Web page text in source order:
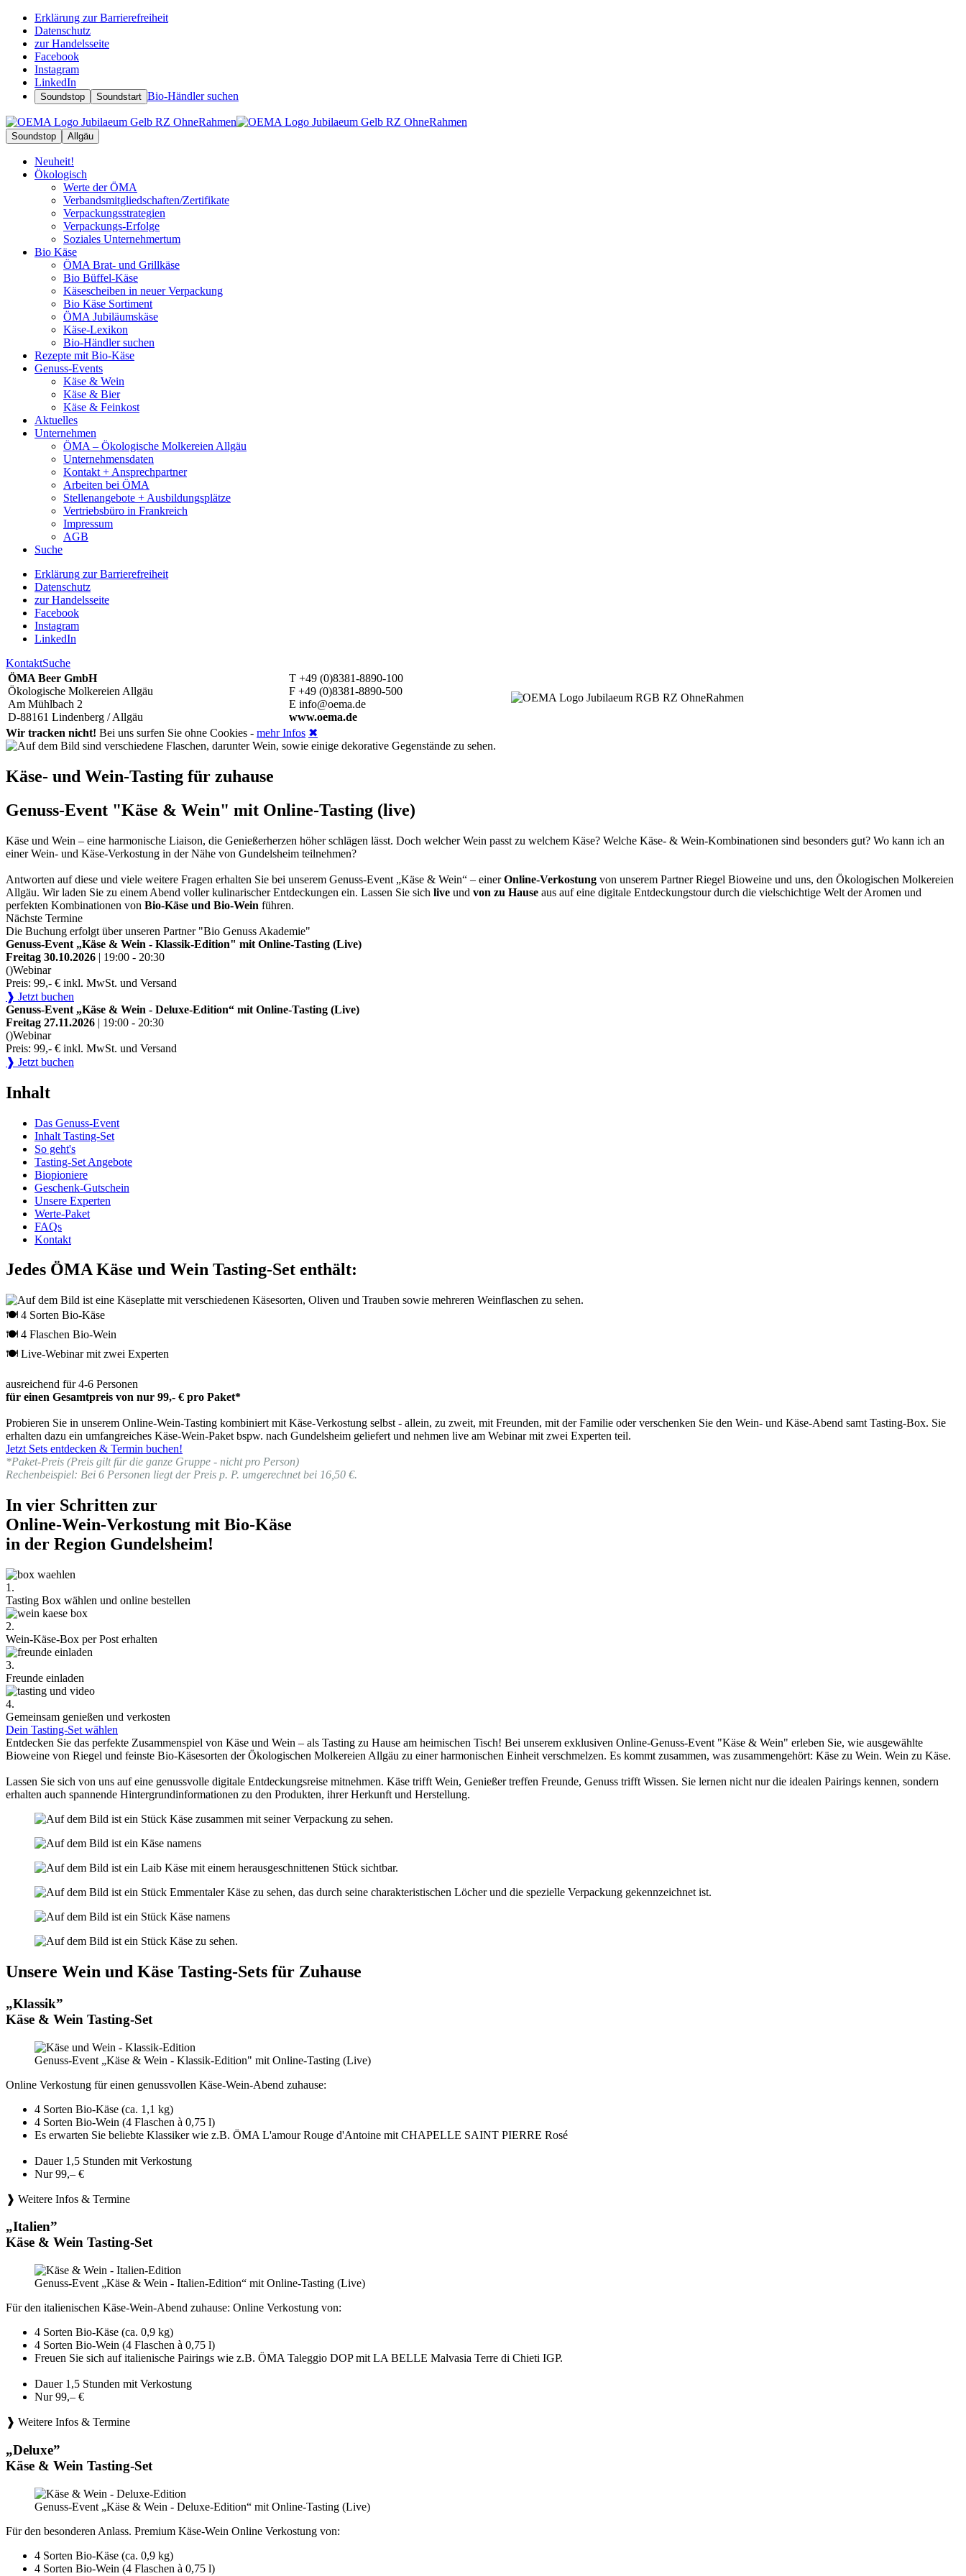
Erklärung zur Barrierefreiheit
Datenschutz
zur Handelsseite
Facebook
Instagram
LinkedIn
Soundstop Soundstart Bio-Händler suchen
Soundstop Allgäu
Neuheit!
Ökologisch
Werte der ÖMA
Verbandsmitgliedschaften/Zertifikate
Verpackungsstrategien
Verpackungs-Erfolge
Soziales Unternehmertum
Bio Käse
ÖMA Brat- und Grillkäse
Bio Büffel-Käse
Käsescheiben in neuer Verpackung
Bio Käse Sortiment
ÖMA Jubiläumskäse
Käse-Lexikon
Bio-Händler suchen
Rezepte mit Bio-Käse
Genuss-Events
Käse & Wein
Käse & Bier
Käse & Feinkost
Aktuelles
Unternehmen
ÖMA – Ökologische Molkereien Allgäu
Unternehmensdaten
Kontakt + Ansprechpartner
Arbeiten bei ÖMA
Stellenangebote + Ausbildungsplätze
Vertriebsbüro in Frankreich
Impressum
AGB
Suche
Erklärung zur Barrierefreiheit
Datenschutz
zur Handelsseite
Facebook
Instagram
LinkedIn
KontaktSuche
ÖMA Beer GmbH
Ökologische Molkereien Allgäu
Am Mühlbach 2
D-88161 Lindenberg / Allgäu
T +49 (0)8381-8890-100
F +49 (0)8381-8890-500
E info@oema.de
www.oema.de
Wir tracken nicht! Bei uns surfen Sie ohne Cookies - mehr Infos ✖
Käse- und Wein-Tasting für zuhause
Genuss-Event "Käse & Wein" mit Online-Tasting (live)
Käse und Wein – eine harmonische Liaison, die Genießerherzen höher schlägen lässt. Doch welcher Wein passt zu welchem Käse? Welche Käse- & Wein-Kombinationen sind besonders gut? Wo kann ich an
einer Wein- und Käse-Verkostung in der Nähe von Gundelsheim teilnehmen?
Antworten auf diese und viele weitere Fragen erhalten Sie bei unserem Genuss-Event „Käse & Wein“ – einerOnline-Verkostung von unserem Partner Riegel Bioweine und uns, den Ökologischen Molkereien
Allgäu. Wir laden Sie zu einem Abend voller kulinarischer Entdeckungen ein. Lassen Sie sich live und von zu Hause aus auf eine digitale Entdeckungstour durch die vielschichtige Welt der Aromen und
perfekten Kombinationen von Bio-Käse und Bio-Wein führen.
Nächste Termine
Die Buchung erfolgt über unseren Partner "Bio Genuss Akademie"
Genuss-Event „Käse & Wein - Klassik-Edition" mit Online-Tasting (Live)
Freitag 30.10.2026 | 19:00 - 20:30
()Webinar
Preis: 99,- € inkl. MwSt. und Versand
❱ Jetzt buchen
Genuss-Event „Käse & Wein - Deluxe-Edition“ mit Online-Tasting (Live)
Freitag 27.11.2026 | 19:00 - 20:30
()Webinar
Preis: 99,- € inkl. MwSt. und Versand
❱ Jetzt buchen
Inhalt
Das Genuss-Event
Inhalt Tasting-Set
So geht's
Tasting-Set Angebote
Biopioniere
Geschenk-Gutschein
Unsere Experten
Werte-Paket
FAQs
Kontakt
Jedes ÖMA Käse und Wein Tasting-Set enthält:
🍽 4 Sorten Bio-Käse
🍽 4 Flaschen Bio-Wein
🍽 Live-Webinar mit zwei Experten
ausreichend für 4-6 Personen
für einen Gesamtpreis von nur 99,- € pro Paket*
Probieren Sie in unserem Online-Wein-Tasting kombiniert mit Käse-Verkostung selbst - allein, zu zweit, mit Freunden, mit der Familie oder verschenken Sie den Wein- und Käse-Abend samt Tasting-Box. Sie
erhalten dazu ein umfangreiches Käse-Wein-Paket bspw. nach Gundelsheim geliefert und nehmen live am Webinar mit zwei Experten teil.
Jetzt Sets entdecken & Termin buchen!
*Paket-Preis (Preis gilt für die ganze Gruppe - nicht pro Person)
Rechenbeispiel: Bei 6 Personen liegt der Preis p. P. umgerechnet bei 16,50 €.
In vier Schritten zur
Online-Wein-Verkostung mit Bio-Käse
in der Region Gundelsheim!
1.
Tasting Box wählen und online bestellen
2.
Wein-Käse-Box per Post erhalten
3.
Freunde einladen
4.
Gemeinsam genießen und verkosten
Dein Tasting-Set wählen
Entdecken Sie das perfekte Zusammenspiel von Käse und Wein – als Tasting zu Hause am heimischen Tisch! Bei unserem exklusiven Online-Genuss-Event "Käse & Wein" erleben Sie, wie ausgewählte
Bioweine von Riegel und feinste Bio-Käsesorten der Ökologischen Molkereien Allgäu zu einer harmonischen Einheit verschmelzen. Es kommt zusammen, was zusammengehört: Käse zu Wein. Wein zu Käse.
Lassen Sie sich von uns auf eine genussvolle digitale Entdeckungsreise mitnehmen. Käse trifft Wein, Genießer treffen Freunde, Genuss trifft Wissen. Sie lernen nicht nur die idealen Pairings kennen, sondern
erhalten auch spannende Hintergrundinformationen zu den Produkten, ihrer Herkunft und Herstellung.
Unsere Wein und Käse Tasting-Sets für Zuhause
„Klassik”
Käse & Wein Tasting-Set
Genuss-Event „Käse & Wein - Klassik-Edition" mit Online-Tasting (Live)
Online Verkostung für einen genussvollen Käse-Wein-Abend zuhause:
4 Sorten Bio-Käse (ca. 1,1 kg)
4 Sorten Bio-Wein (4 Flaschen à 0,75 l)
Es erwarten Sie beliebte Klassiker wie z.B. ÖMA L'amour Rouge d'Antoine mit CHAPELLE SAINT PIERRE Rosé
Dauer 1,5 Stunden mit Verkostung
Nur 99,– €
❱ Weitere Infos & Termine
„Italien”
Käse & Wein Tasting-Set
Genuss-Event „Käse & Wein - Italien-Edition“ mit Online-Tasting (Live)
Für den italienischen Käse-Wein-Abend zuhause: Online Verkostung von:
4 Sorten Bio-Käse (ca. 0,9 kg)
4 Sorten Bio-Wein (4 Flaschen à 0,75 l)
Freuen Sie sich auf italienische Pairings wie z.B. ÖMA Taleggio DOP mit LA BELLE Malvasia Terre di Chieti IGP.
Dauer 1,5 Stunden mit Verkostung
Nur 99,– €
❱ Weitere Infos & Termine
„Deluxe”
Käse & Wein Tasting-Set
Genuss-Event „Käse & Wein - Deluxe-Edition“ mit Online-Tasting (Live)
Für den besonderen Anlass. Premium Käse-Wein Online Verkostung von:
4 Sorten Bio-Käse (ca. 0,9 kg)
4 Sorten Bio-Wein (4 Flaschen à 0,75 l)